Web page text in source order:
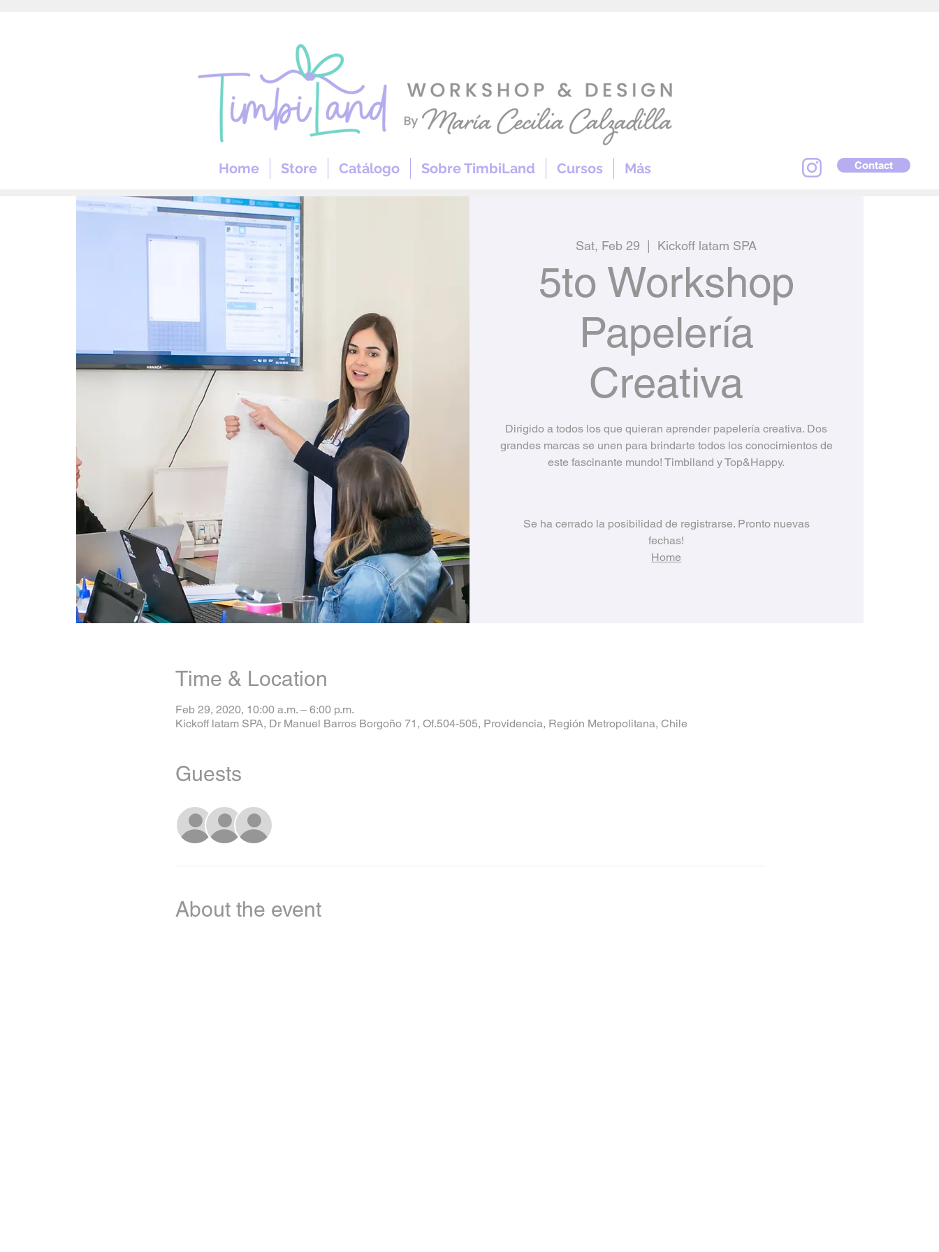
Home Store Catálogo Sobre TimbiLand Cursos Más Contact
Sat, Feb 29 Kickoff latam SPA
5to Workshop
Papelería
Creativa
Dirigido a todos los que quieran aprender papelería creativa. Dos
grandes marcas se unen para brindarte todos los conocimientos de
este fascinante mundo! Timbiland y Top&Happy.
Se ha cerrado la posibilidad de registrarse. Pronto nuevas
fechas!
Home
Time & Location
Feb 29, 2020, 10:00 a.m. – 6:00 p.m.
Kickoff latam SPA, Dr Manuel Barros Borgoño 71, Of.504-505, Providencia, Región Metropolitana, Chile
Guests
About the event